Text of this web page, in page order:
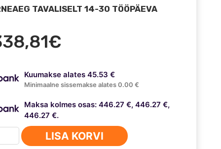
€
Kuumakse alates 45.53 €
Minimaalne sissemakse alates 0.00 €
Maksa kolmes osas: 446.27 €, 446.27 €,
446.27 €.
LISA KORVI
TAVALISELT 14-30 TÖÖPÄEVA